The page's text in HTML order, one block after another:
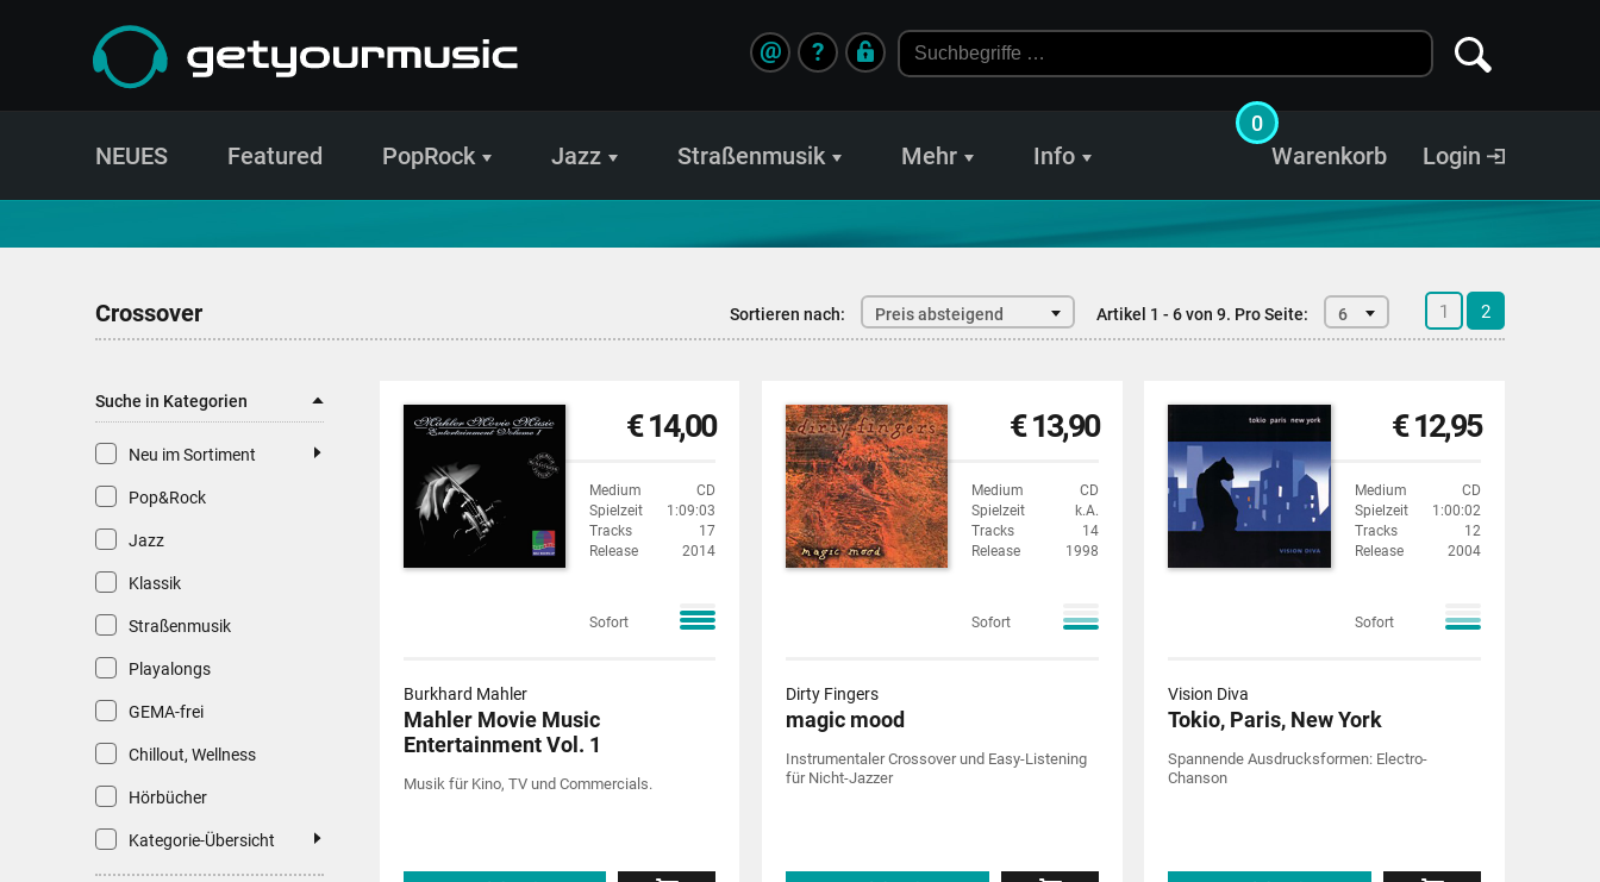
?
@
NEUES Featured PopRock Jazz Straßenmusik Mehr Info Login
Warenkorb
0
Crossover Sortieren nach: Preis absteigend Artikel 1 - 6 von 9. Pro Seite: 6 1 2
Suche in Kategorien
Neu im Sortiment
Pop&Rock
Jazz
Klassik
Straßenmusik
Playalongs
GEMA-frei
Chillout, Wellness
Hörbücher
Kategorie-Übersicht
€ 14,00
Medium
CD
Spielzeit
1:09:03
Tracks
17
Release
2014
Sofort
Burkhard Mahler
Mahler Movie Music
Entertainment Vol. 1
Musik für Kino, TV und Commercials.
€ 13,90
Medium
CD
Spielzeit
k.A.
Tracks
14
Release
1998
Sofort
Dirty Fingers
magic mood
Instrumentaler Crossover und Easy-Listening
für Nicht-Jazzer
€ 12,95
Medium
CD
Spielzeit
1:00:02
Tracks
12
Release
2004
Sofort
Vision Diva
Tokio, Paris, New York
Spannende Ausdrucksformen: Electro-
Chanson